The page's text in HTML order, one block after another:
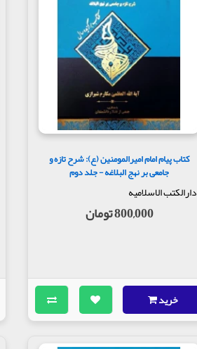
کتاب پیام امام امیرالمومنین (ع): شرح تازه و
جامعی بر نهج البلاغه - جلد دوم
دارالکتب الاسلامیه
800,000 تومان
خرید